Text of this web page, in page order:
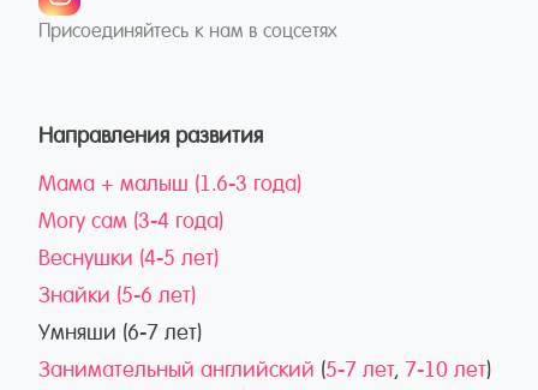
Присоединяйтесь к нам в соцсетях
Направления развития
Мама + малыш (1.6-3 года)
Могу сам (3-4 года)
Веснушки (4-5 лет)
Знайки (5-6 лет)
Умняши (6-7 лет)
Занимательный английский (5-7 лет, 7-10 лет)